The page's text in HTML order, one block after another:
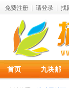
免费注册 请登录 找
首页 九块邮